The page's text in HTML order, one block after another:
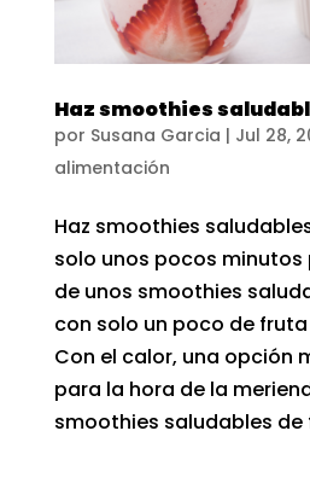
Haz smoothies
por Susana Garcia | Jul 28,
alimentación
Haz smoothies
solo unos pocos
de unos smoothies
con solo un poco de
Con el calor, una opción
para la hora de la
smoothies saludables de